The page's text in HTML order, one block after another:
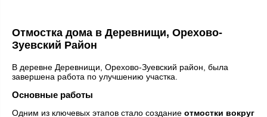
Отмостка дома в Деревнищи, Орехово-
Зуевский Район
В деревне Деревнищи, Орехово-Зуевский район, была
завершена работа по улучшению участка.
Основные работы
Одним из ключевых этапов стало создание отмостки вокруг